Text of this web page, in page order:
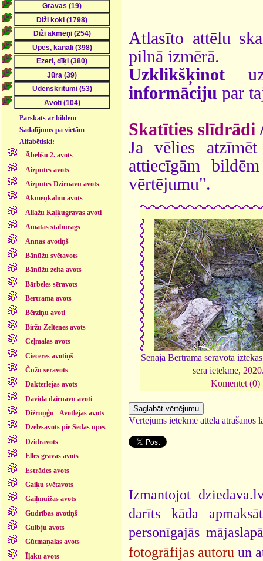
Pārskats ar bildēm
Sadalījums pa vietām
Alfabētiski:
Ābelīšu 2. avots
Aizputes avots
Aizputes Dzirnavu avots
Akmeņkalnu avots
Allažu Kaļķugravas avoti
Amatas staburags
Annas avotiņš
Bānūžu svētavots
Bānūžu zelta avots
Bārbeles sēravots
Bertrama avots
Bērziņu avoti
Biržu Zeltenes avots
Ceļmalas avots
Cieceres avotiņš
Čužu sēravots
Dakterlejas avots
Dāvida dzirnavu avoti
Dižruņģu - Avotlejas avots
Dzelzsavots pie Sedas upes
Dzidravots
Elles gravas avots
Estrādes avots
Gaiķu svētavots
Gaiļmuižas avots
Gudrības avotiņš
Gulbju avots
Gūtmaņalas avots
Īļaku avots
Atlasīto attēlu
pilnā izmērā.
Uzklikšķinot
informāciju par
Skatīties slīdrādi
Ja vēlies
attiecīgām
vērtējumu".
Senajā Bertrama sēravota
sēra ietekme, 2020
Komentēt (0)
Vērtējums ietekmē attēla atrašanos
Izmantojot
darīts kāda
personīgajās
fotogrāfijas autoru un